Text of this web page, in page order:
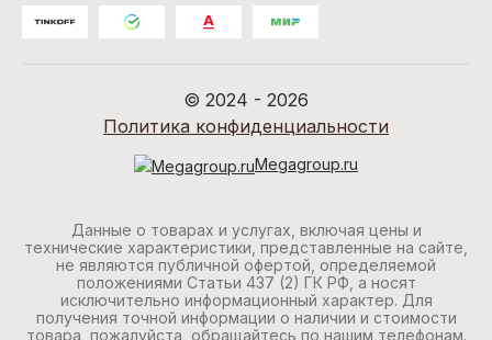
© 2024 - 2026
Политика конфиденциальности
Megagroup.ru
Данные о товарах и услугах, включая цены и
технические характеристики, представленные на сайте,
не являются публичной офертой, определяемой
положениями Статьи 437 (2) ГК РФ, а носят
исключительно информационный характер. Для
получения точной информации о наличии и стоимости
товара, пожалуйста, обращайтесь по нашим телефонам.